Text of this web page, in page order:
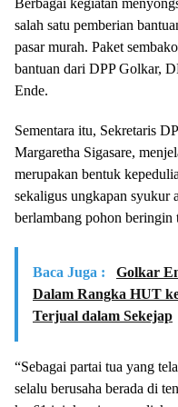
Berbagai kegiatan
salah satu pemberian
pasar murah. Paket
bantuan dari DPP Golkar,
Ende.
Sementara itu, Sekretaris
Margaretha Sigasare,
merupakan bentuk
sekaligus ungkapan syukur
berlambang pohon beringin
Baca Juga :
Golkar
Dalam Rangka HUT
Terjual dalam Sekejap
“Sebagai partai tua yang
selalu berusaha berada di